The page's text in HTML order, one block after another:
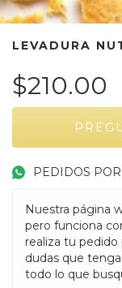
LEVADURA
$210.00
PEDIDOS
Nuestra página
pero funciona
realiza tu
dudas que
todo lo que